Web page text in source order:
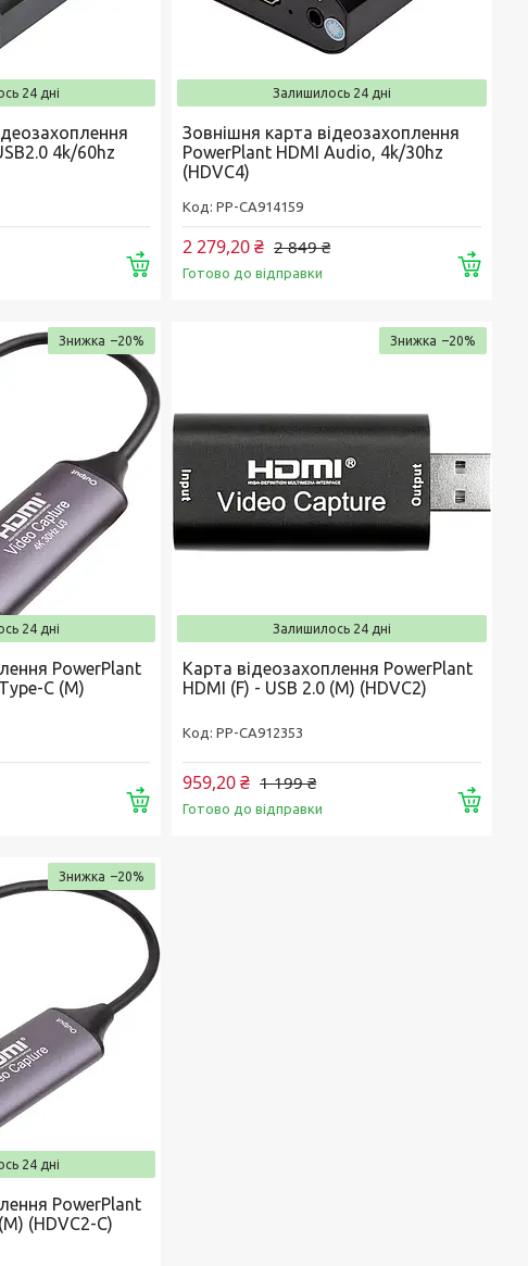
24 дні
4k/60hz
Купити
Залишилось 24 дні
Зовнішня карта відеозахоплення
PowerPlant HDMI Audio, 4k/30hz
(HDVC4)
РР-CA914159
2 849 ₴
2 279,20 ₴
Готово до відправки
–20%
24 дні
PowerPlant
C (M)
Купити
–20%
Залишилось 24 дні
Карта відеозахоплення PowerPlant
HDMI (F) - USB 2.0 (M) (HDVC2)
РР-CA912353
1 199 ₴
959,20 ₴
Готово до відправки
–20%
24 дні
PowerPlant
(HDVC2-C)